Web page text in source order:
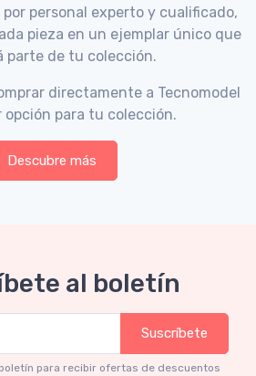
personal experto y cualificado,
pieza en un ejemplar único que
parte de tu colección.
directamente a Tecnomodel
opción para tu colección.
Descubre más
al boletín
Suscríbete
para recibir ofertas de descuentos